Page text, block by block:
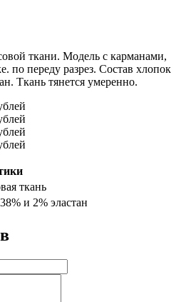
ткани. Модель с карманами,
по переду разрез. Состав хлопок
Ткань тянется умеренно.
ткань
и 2% эластан